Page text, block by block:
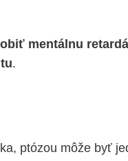
mentálnu
.
ptózou môže byť